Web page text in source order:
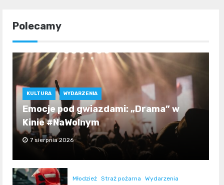
Polecamy
KULTURA WYDARZENIA
Emocje pod gwiazdami: „Drama” w
Kinie #NaWolnym
7 sierpnia 2026
Młodzież Straż pożarna Wydarzenia